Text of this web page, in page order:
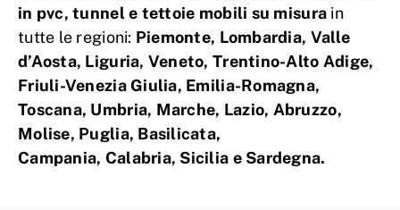
in pvc, tunnel e tettoie mobili su misura in
tutte le regioni: Piemonte, Lombardia, Valle
d’Aosta, Liguria, Veneto, Trentino-Alto Adige,
Friuli-Venezia Giulia, Emilia-Romagna,
Toscana, Umbria, Marche, Lazio, Abruzzo,
Molise, Puglia, Basilicata,
Campania, Calabria, Sicilia e Sardegna.